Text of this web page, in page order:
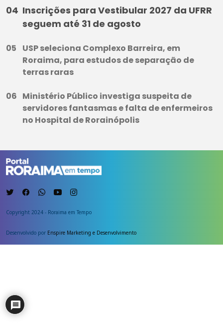
Inscrições para Vestibular 2027 da UFRR
seguem até 31 de agosto
USP seleciona Complexo Barreira, em
Roraima, para estudos de separação de
terras raras
Ministério Público investiga suspeita de
servidores fantasmas e falta de enfermeiros
no Hospital de Rorainópolis
Copyright 2024 - Roraima em Tempo
Desenvolvido por Enspire Marketing e Desenvolvimento